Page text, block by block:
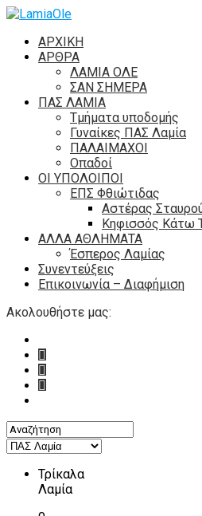
ΑΡΧΙΚΗ
ΑΡΘΡΑ
ΛΑΜΙΑ ΟΛΕ
ΣΑΝ ΣΗΜΕΡΑ
ΠΑΣ ΛΑΜΙΑ
Τμήματα υποδομής
Γυναίκες ΠΑΣ Λαμία
ΠΑΛΑΙΜΑΧΟΙ
Οπαδοί
ΟΙ ΥΠΟΛΟΙΠΟΙ
ΕΠΣ Φθιώτιδας
Αστέρας
Κηφισσός Κάτω
ΑΛΛΑ ΑΘΛΗΜΑΤΑ
Έσπερος Λαμίας
Συνεντεύξεις
Επικοινωνία – Διαφήμιση
Ακολουθήστε μας:
Τρίκαλα
Λαμία